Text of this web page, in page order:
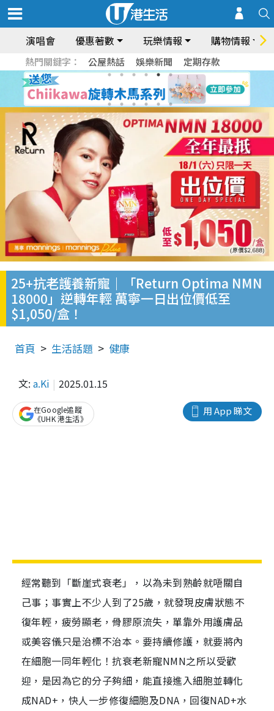
演唱會 優惠著數 玩樂情報 購物情報
熱門關鍵字： 公屋熱話 娛樂新聞 定期存款
25+抗老護養新寵｜「Return Optima NMN
18000」逆轉年輕 萬寧一日出位價低至
$1,050/盒！
首頁 生活話題 健康
文: a.Ki 2025.01.15
用 App 睇文
在Google追蹤
《UHK 港生活》
經常聽到「斷崖式衰老」，以為未到熟齡就唔關自
己事；事實上不少人到了25歲，就發現皮膚狀態不
復年輕，疲勞顯老，骨膠原流失，單靠外用護膚品
或美容儀只是治標不治本。要持續修護，就要將內
在細胞一同年輕化！抗衰老新寵NMN之所以受歡
迎，是因為它的分子夠細，能直接進入細胞並轉化
成NAD+，快人一步修復細胞及DNA，回復NAD+水